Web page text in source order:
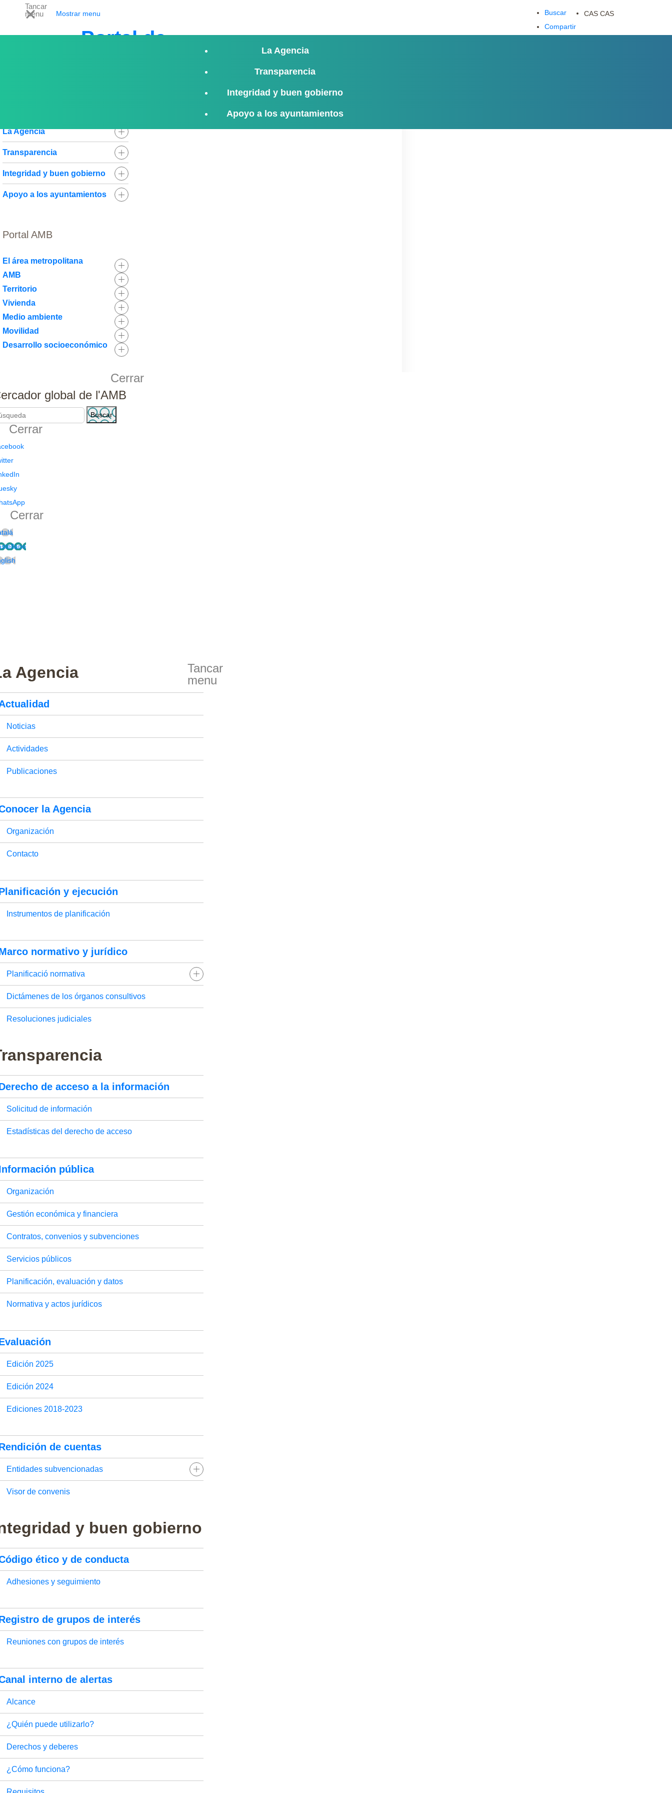
Mostrar menu
Portal de
CAS CAS
Buscar
Compartir
Tancar
menu
La Agencia
Transparencia
Integridad y buen gobierno
Apoyo a los ayuntamientos
Portal AMB
El área metropolitana
AMB
Territorio
Vivienda
Medio ambiente
Movilidad
Desarrollo socioeconómico
Cerrar
global de l'AMB
B
Cerrar
Cerrar
La Agencia
Transparencia
Integridad y buen gobierno
Apoyo a los ayuntamientos
Tancar
menu
Agencia
Noticias
Actividades
Publicaciones
la Agencia
Organización
Contacto
y ejecución
Instrumentos de planificación
normativo y jurídico
Planificació normativa
Dictámenes de los órganos consultivos
Resoluciones judiciales
de acceso a la información
Solicitud de información
Estadísticas del derecho de acceso
pública
Organización
Gestión económica y financiera
Contratos, convenios y subvenciones
Servicios públicos
Planificación, evaluación y datos
Normativa y actos jurídicos
Edición 2025
Edición 2024
Ediciones 2018-2023
de cuentas
Entidades subvencionadas
Visor de convenis
y buen gobierno
ético y de conducta
Adhesiones y seguimiento
de grupos de interés
Reuniones con grupos de interés
interno de alertas
Alcance
¿Quién puede utilizarlo?
Derechos y deberes
¿Cómo funciona?